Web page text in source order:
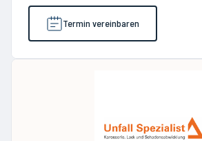
Termin vereinbaren